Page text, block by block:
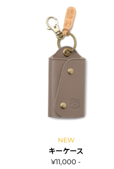
NEW
キーケース
¥11,000 -